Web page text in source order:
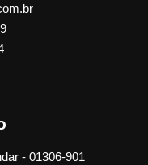
- 01306-901